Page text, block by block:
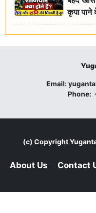
कृपा
Email:
Phone:
(c) Copyright
About Us Contact